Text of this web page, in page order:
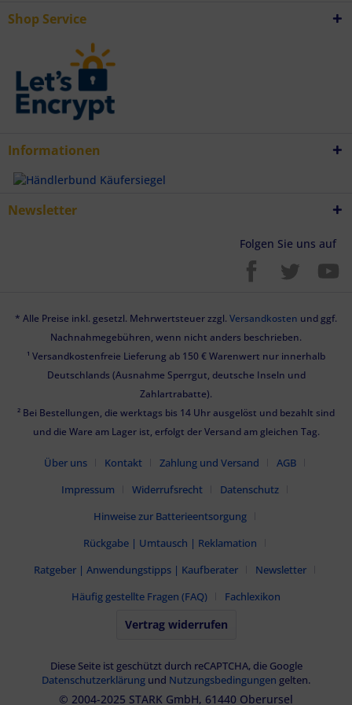
Shop Service
Informationen
Newsletter
Folgen Sie uns auf
* Alle Preise inkl. gesetzl. Mehrwertsteuer zzgl. Versandkosten und ggf.
Nachnahmegebühren, wenn nicht anders beschrieben.
¹ Versandkostenfreie Lieferung ab 150 € Warenwert nur innerhalb
Deutschlands (Ausnahme Sperrgut, deutsche Inseln und
Zahlartrabatte).
² Bei Bestellungen, die werktags bis 14 Uhr ausgelöst und bezahlt sind
und die Ware am Lager ist, erfolgt der Versand am gleichen Tag.
Über uns Kontakt Zahlung und Versand
AGB
Impressum
Widerrufsrecht
Datenschutz
Hinweise zur Batterieentsorgung
Rückgabe | Umtausch | Reklamation
Ratgeber | Anwendungstipps | Kaufberater
Newsletter
Häufig gestellte Fragen (FAQ)
Fachlexikon
Vertrag widerrufen
Diese Seite ist geschützt durch reCAPTCHA, die Google
Datenschutzerklärung und Nutzungsbedingungen gelten.
© 2004-2025 STARK GmbH, 61440 Oberursel